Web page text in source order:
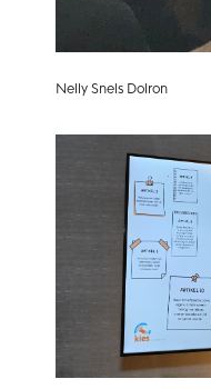
Nelly Snels Dolron